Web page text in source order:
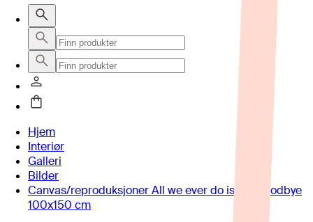
Hjem
Interiør
Galleri
Bilder
Canvas/reproduksjoner All we ever do is say goodbye
100x150 cm